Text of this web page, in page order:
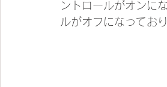
ントロールがオンに
ルがオフになってお